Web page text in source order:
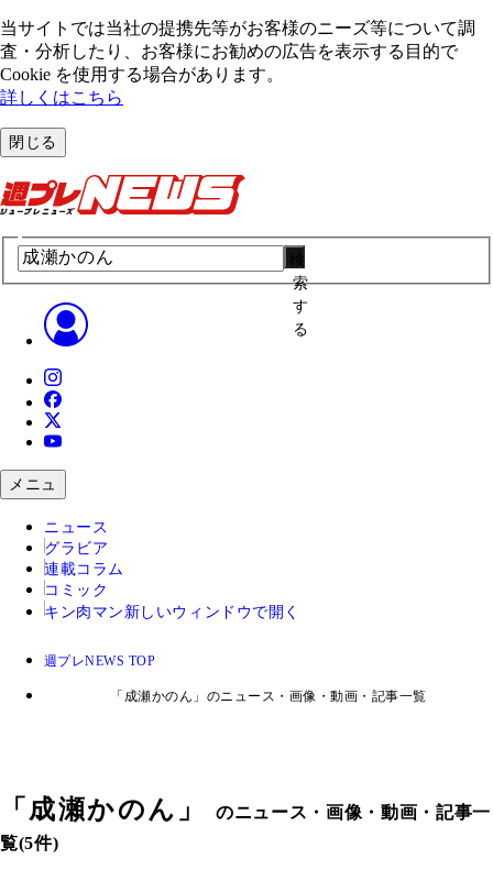
当サイトでは当社の提携先等がお客様のニーズ等について調
査・分析したり、お客様にお勧めの広告を表⽰する⽬的で
Cookie を使⽤する場合があります。
詳しくはこちら
閉じる
索
す
る
メニュ
ニュース
グラビア
連載コラム
コミック
キン肉マン 新しいウィンドウで開く
週プレNEWS TOP
「成瀬かのん」のニュース・画像・動画・記事一覧
「 成瀬かのん 」のニュース・画像・動画・記事一
覧(5件)